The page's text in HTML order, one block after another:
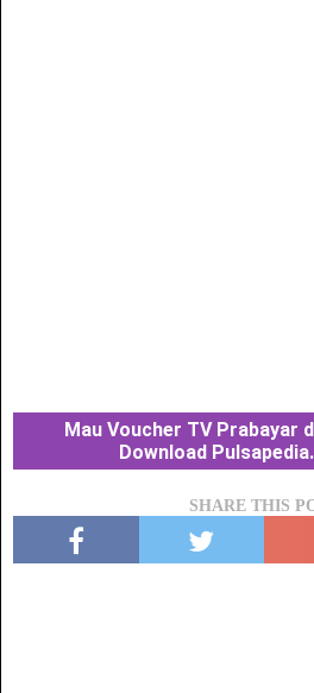
Mau Voucher TV Prabayar
Download
SHARE THIS